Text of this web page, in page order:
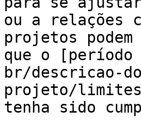
ou a relações
projetos
que o [período
br/descricao-
projeto/
tenha sido